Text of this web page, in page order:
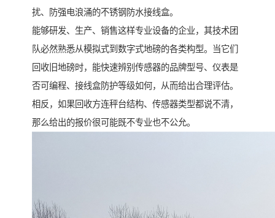
扰、防强电浪涌的不锈钢防水接线盒。
能够研发、生产、销售这样专业设备的企业，其技术团
队必然熟悉从模拟式到数字式地磅的各类构型。当它们
回收旧地磅时，能快速辨别传感器的品牌型号、仪表是
否可编程、接线盒防护等级如何，从而给出合理评估。
相反，如果回收方连秤台结构、传感器类型都说不清，
那么给出的报价很可能既不专业也不公允。